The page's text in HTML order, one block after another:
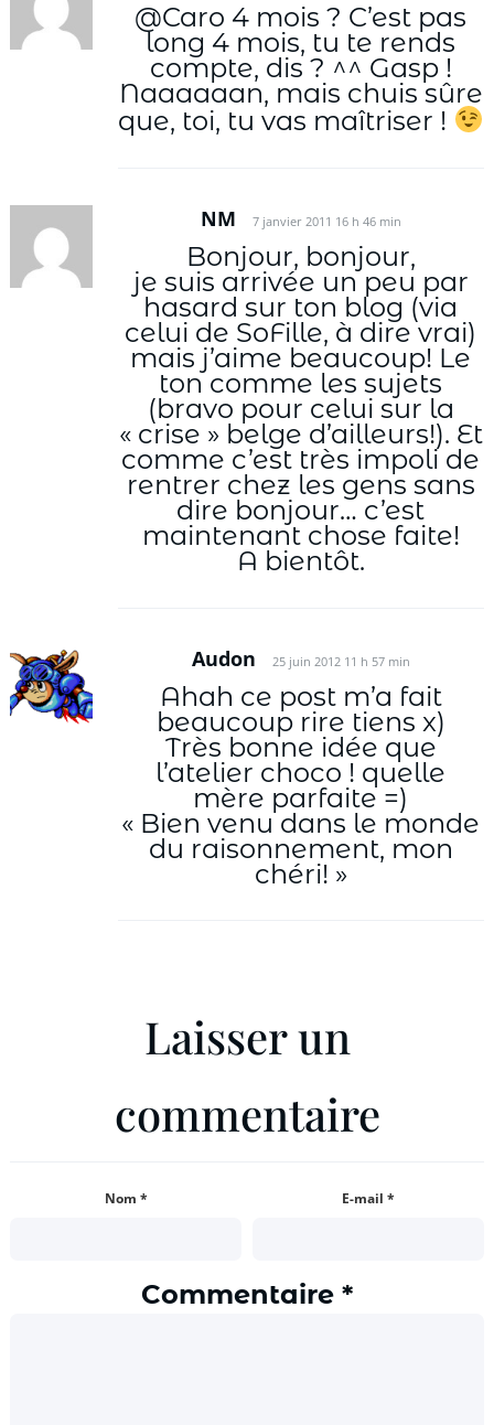
@Caro 4 mois ? C’est pas
long 4 mois, tu te rends
compte, dis ? ^^ Gasp !
Naaaaaan, mais chuis sûre
que, toi, tu vas maîtriser !
NM 7 janvier 2011 16 h 46 min
Bonjour, bonjour,
je suis arrivée un peu par
hasard sur ton blog (via
celui de SoFille, à dire vrai)
mais j’aime beaucoup! Le
ton comme les sujets
(bravo pour celui sur la
« crise » belge d’ailleurs!). Et
comme c’est très impoli de
rentrer chez les gens sans
dire bonjour… c’est
maintenant chose faite!
A bientôt.
Audon 25 juin 2012 11 h 57 min
Ahah ce post m’a fait
beaucoup rire tiens x)
Très bonne idée que
l’atelier choco ! quelle
mère parfaite =)
« Bien venu dans le monde
du raisonnement, mon
chéri! »
Laisser un
commentaire
Nom * E-mail *
Commentaire *